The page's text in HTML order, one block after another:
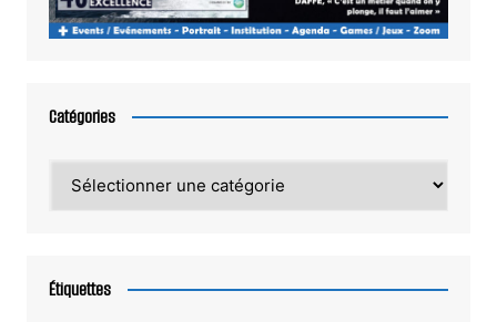
Catégories
Étiquettes